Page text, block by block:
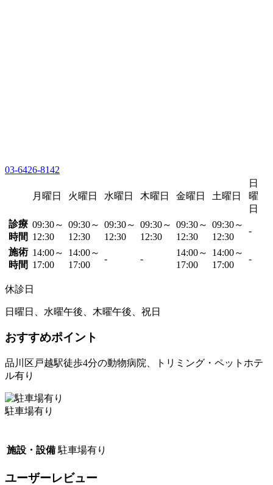
03-6426-8142
月曜日 火曜日 水曜日 木曜日 金曜日 土曜日
日
曜
日
診療
時間
09:30～
12:30
09:30～
12:30
09:30～
12:30
09:30～
12:30
09:30～
12:30
09:30～
12:30
-
施術
時間
14:00～
17:00
14:00～
17:00
- -
14:00～
17:00
14:00～
17:00
-
休診日
日曜日、水曜午後、木曜午後、祝日
おすすめポイント
品川区戸越駅徒歩4分の動物病院、トリミング・ペットホテ
ル有り
駐車場有り
施設・設備 駐車場有り
ユーザーレビュー